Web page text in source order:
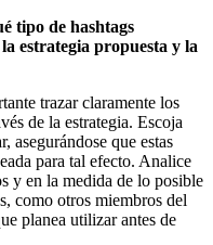
tipo de hashtags
estrategia propuesta y la
trazar claramente los
de la estrategia. Escoja
asegurándose que estas
para tal efecto. Analice
y en la medida de lo posible
como otros miembros del
planea utilizar antes de